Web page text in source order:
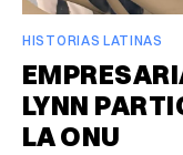
HISTORIAS LATINAS
LYNN
LA ONU